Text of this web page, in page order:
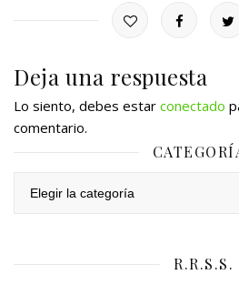
Deja una respuesta
Lo siento, debes estar conectado
comentario.
R.R.S.S.